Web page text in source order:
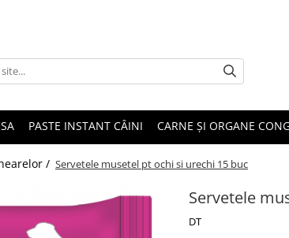
PASTE INSTANT CÂINI CARNE ȘI ORGANE
/ Servetele musetel pt ochi si urechi 15 buc
Servetele
DT